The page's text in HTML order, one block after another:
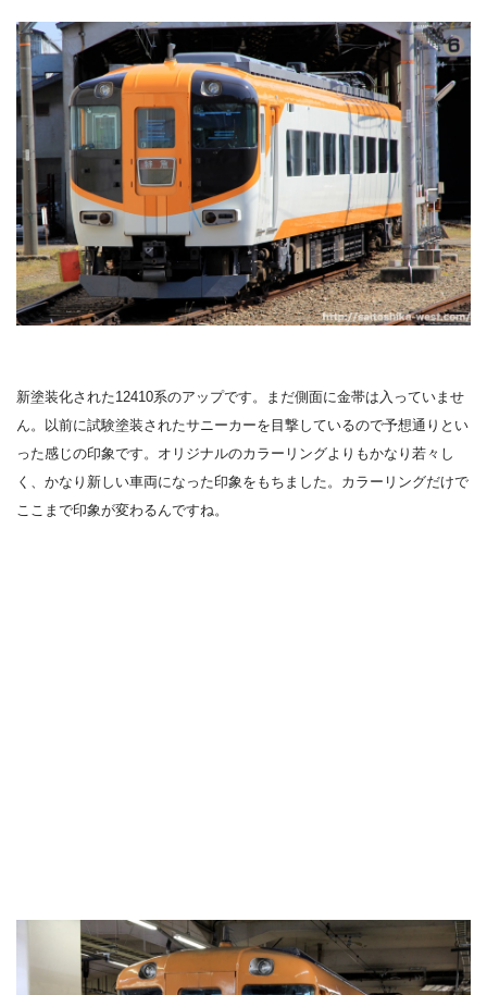
新塗装化された12410系のアップです。
まだ側面に金帯は入っていませ
ん。 以前に試験塗装されたサニーカーを目撃しているので予想通りとい
った感じの印象です。オリジナルのカラーリングよりもかなり若々し
く、かなり新しい車両になった印象をもちました。カラーリングだけで
ここまで印象が変わるんですね。